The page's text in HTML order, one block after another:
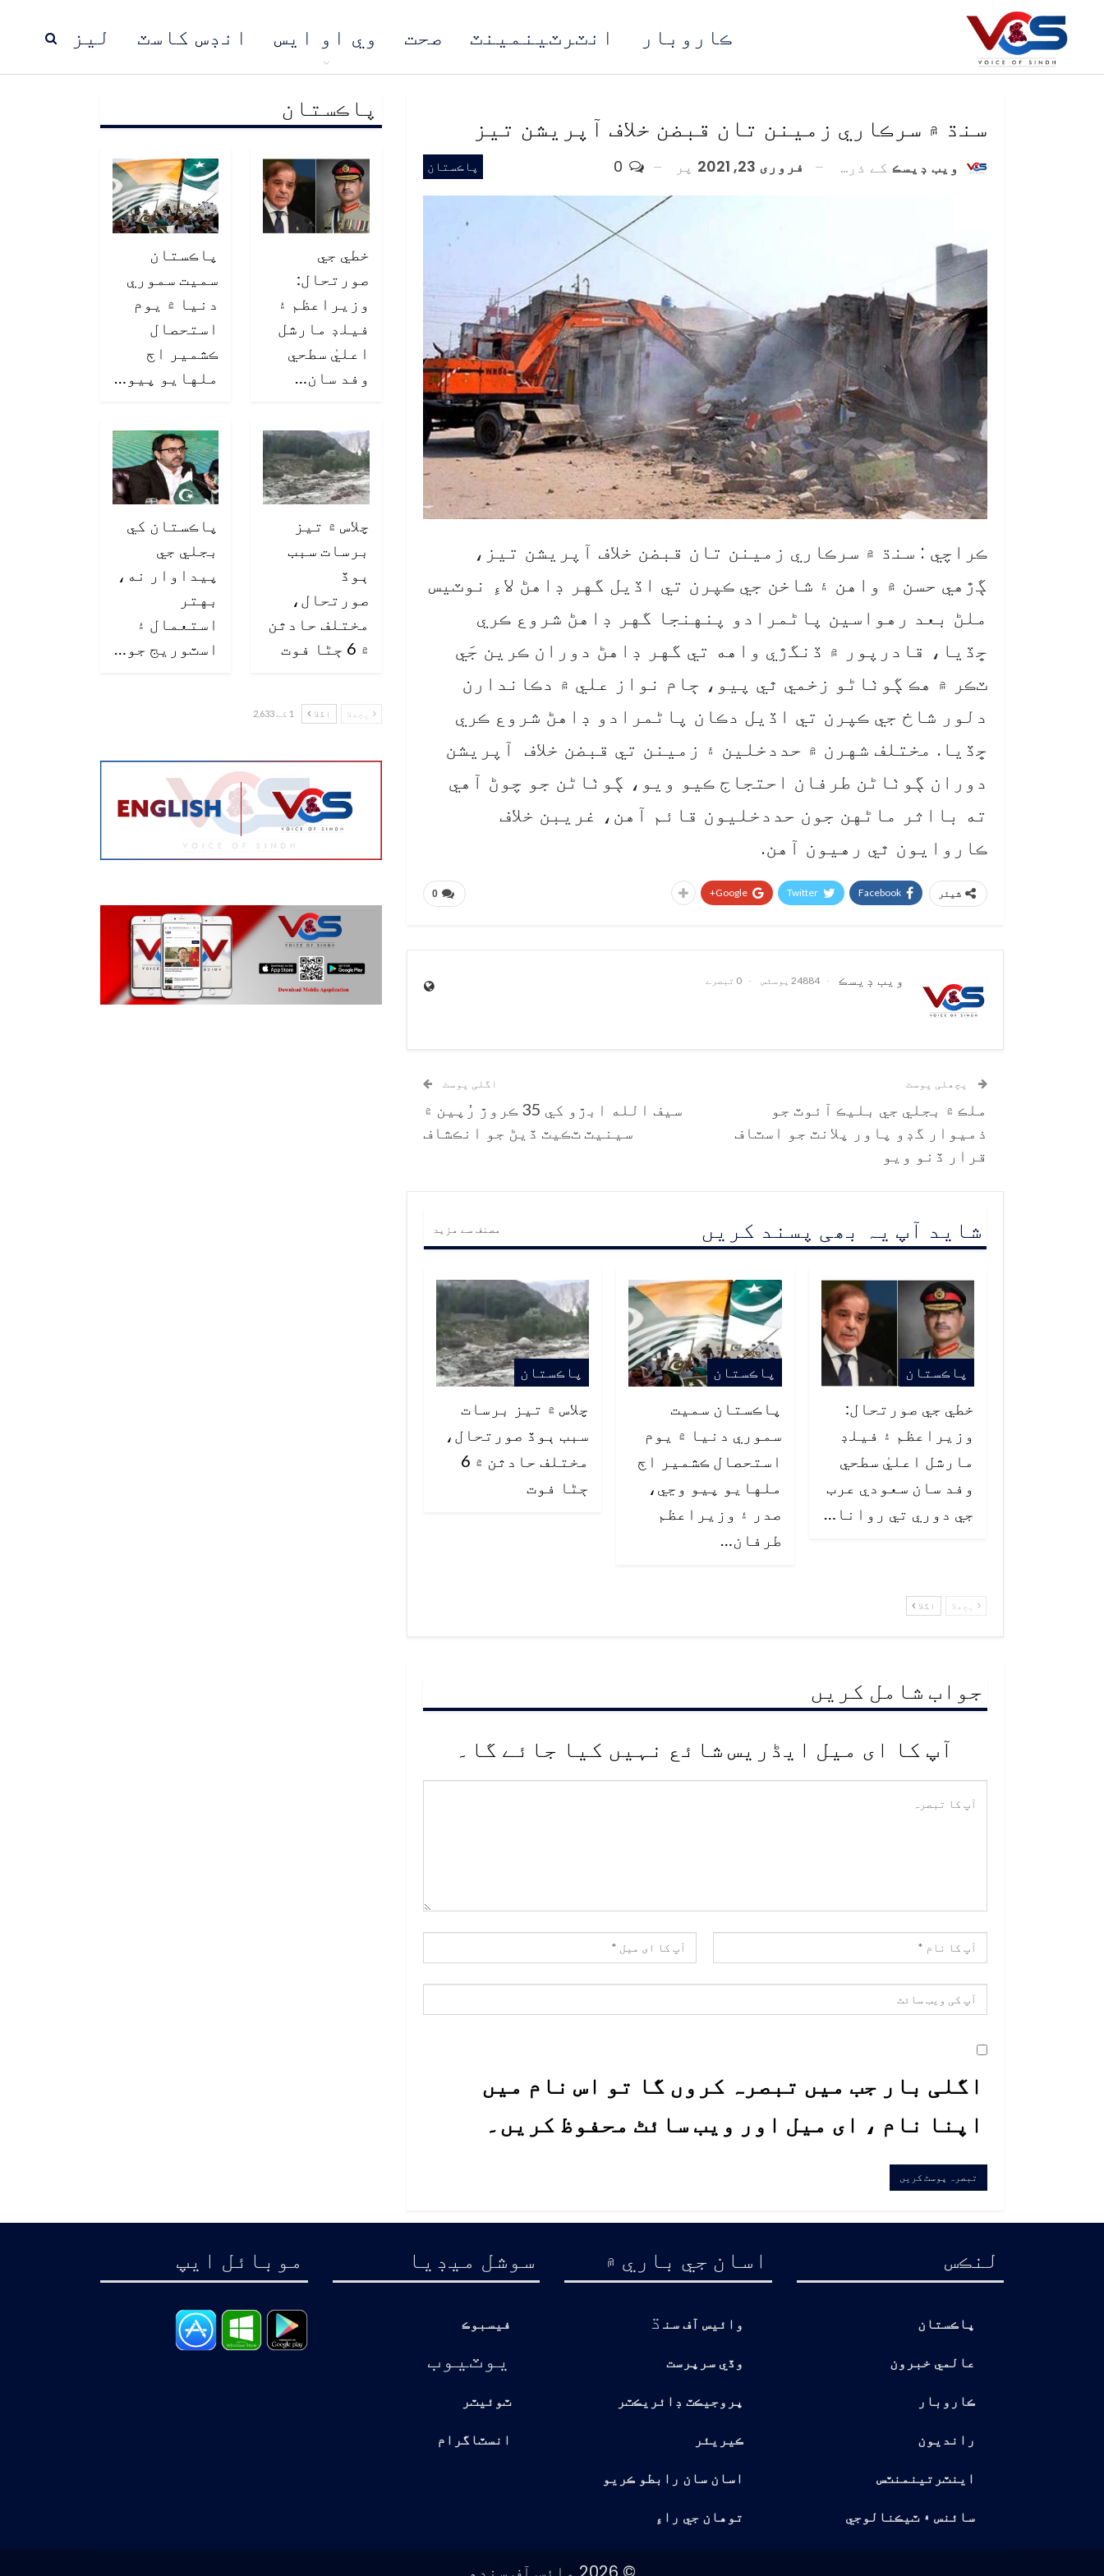
ليز انڊس کاسٽ وي او ايس صحت انٽرٽينمينٽ ڪاروبار
پاڪستان مُنڍ
سنڌ ۾ سرڪاري زمينن تان قبضن خلاف آپريشن تيز
پاڪستان ويب ڊيسڪ کے ذریعہ فروری 23, 2021 پر
ڪراچي : سنڌ ۾ سرڪاري زمينن تان قبضن خلاف آپريشن تيز،
ڳڙهي حسن ۾ واهن ۽ شاخن جي ڪپرن تي اڏيل گهر ڊاهڻ لاءِ نوٽيس
ملڻ بعد رهواسين پاڻمرادو پنهنجا گهر ڊاهڻ شروع ڪري
ڇڏيا، قادرپور ۾ ڏنگڙي واهه تي گهر ڊاهڻ دوران ڪرين جَي
ٽڪر ۾ هڪ ڳوٺاڻو زخمي ٿي پيو، ڄام نواز علي ۾ دڪاندارن
دلور شاخ جي ڪپرن تي اڏيل دڪان پاڻمرادو ڊاهڻ شروع ڪري
ڇڏيا. مختلف شهرن ۾ حددخلين ۽ زمينن تي قبضن خلاف آپريشن
دوران ڳوٺاڻن طرفان احتجاج ڪيو ويو، ڳوٺاڻن جو چوڻ آهي
ته بااثر ماڻهن جون حددخليون قائم آهن، غريبن خلاف
ڪاروايون ٿي رهيون آهن.
0 شیئر Facebook
Twitter
Google+
ويب ڊيسڪ 24884 پوسٹس 0 تبصرے
پچھلی پوسٹ
ملڪ ۾ بجلي جي بليڪ آئوٽ جو
ذميوار گڊو پاور پلانٽ جو اسٽاف
قرار ڏنو ويو
اگلی پوسٹ
سيف الله ابڙو کي 35 ڪروڙ رُپين ۾
سينيٽ ٽڪيٽ ڏيڻ جو انڪشاف
شاید آپ یہ بھی پسند کریں مصنف سے مزید
پاڪستان
خطي جي صورتحال:
وزيراعظم ۽ فيلڊ
مارشل اعليٰ سطحي
وفد سان سعودي عرب
جي دوري تي روانا…
پاڪستان
پاڪستان سميت
سموري دنيا ۾ يوم
استحصال ڪشمير اڄ
ملهايو پيو وڃي،
صدر ۽ وزيراعظم
طرفان…
پاڪستان
چلاس ۾ تيز برسات
سبب ٻوڏ صورتحال،
مختلف حادثن ۾ 6
ڄڻا فوت
پچھلا اگلا
جواب شامل کریں
آپ کا ای میل ایڈریس شائع نہیں کیا جائے گا۔
اگلی بار جب میں تبصرہ کروں گا تو اس نام میں
اپنا نام ، ای میل اور ویب سائٹ محفوظ کریں۔
پاڪستان
خطي جي
صورتحال:
وزيراعظم ۽
فيلڊ مارشل
اعليٰ سطحي
وفد سان…
پاڪستان
سميت سموري
دنيا ۾ يوم
استحصال
ڪشمير اڄ
ملهايو پيو…
چلاس ۾ تيز
برسات سبب
ٻوڏ
صورتحال،
مختلف حادثن
۾ 6 ڄڻا فوت
پاڪستان کي
بجلي جي
پيداوار نه،
بهتر
استعمال ۽
اسٽوريج جو…
پچھلا اگلا 1 کے 2,633
لنڪس
پاڪستان
عالمي خبرون
ڪاروبار
رانديون
اينٽرتينمنٽس
سائنس ۽ ٽيڪنالوجي
اسان جي باري ۾
وائيس آف سن ڌ
وڏي سرپرست
پروجيڪٽ ڊائريڪٽر
ڪيريئر
اسان سان رابطو ڪريو
توهان جي راءِ
سوشل ميڊيا
فيسبوڪ
يوٽيوب
ٽوئيٽر
انسٽاگرام
موبائل ايپ